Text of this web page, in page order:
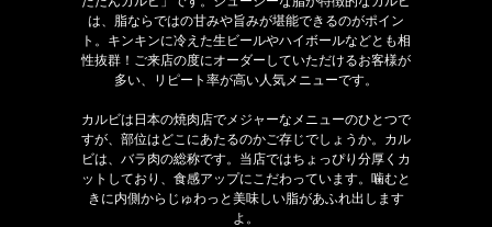
は、脂ならではの甘みや旨みが堪能できるのがポイン
ト。キンキンに冷えた生ビールやハイボールなどとも相
性抜群！ご来店の度にオーダーしていただけるお客様が
多い、リピート率が高い人気メニューです。
カルビは日本の焼肉店でメジャーなメニューのひとつで
すが、部位はどこにあたるのかご存じでしょうか。カル
ビは、バラ肉の総称です。当店ではちょっぴり分厚くカ
ットしており、食感アップにこだわっています。噛むと
きに内側からじゅわっと美味しい脂があふれ出します
よ。